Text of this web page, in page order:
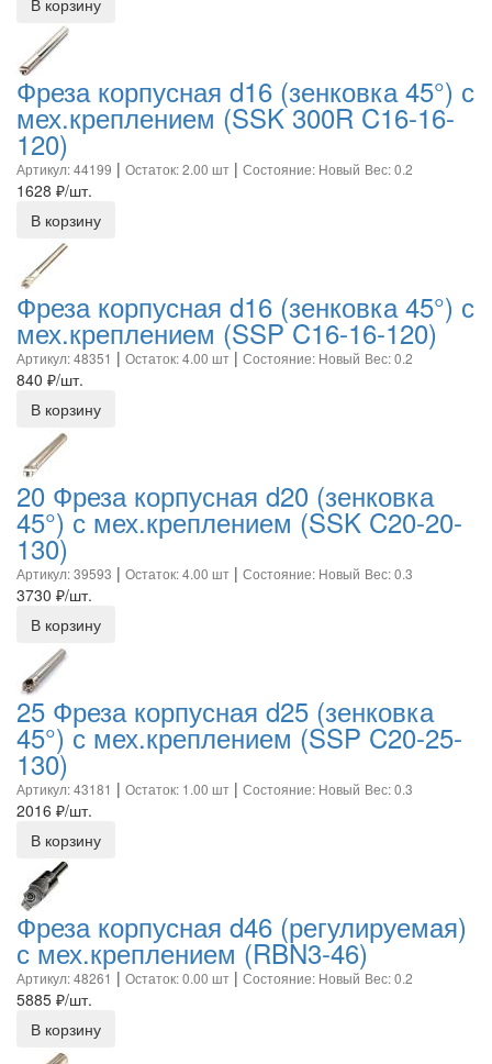
В корзину
Фреза корпусная d16 (зенковка 45°) с
мех.креплением (SSK 300R C16-16-
120)
Артикул: 44199 | Остаток: 2.00 шт | Состояние: Новый Вес: 0.2
1628 ₽/шт.
В корзину
Фреза корпусная d16 (зенковка 45°) с
мех.креплением (SSP C16-16-120)
Артикул: 48351 | Остаток: 4.00 шт | Состояние: Новый Вес: 0.2
840 ₽/шт.
В корзину
20 Фреза корпусная d20 (зенковка
45°) с мех.креплением (SSK C20-20-
130)
Артикул: 39593 | Остаток: 4.00 шт | Состояние: Новый Вес: 0.3
3730 ₽/шт.
В корзину
25 Фреза корпусная d25 (зенковка
45°) с мех.креплением (SSP C20-25-
130)
Артикул: 43181 | Остаток: 1.00 шт | Состояние: Новый Вес: 0.3
2016 ₽/шт.
В корзину
Фреза корпусная d46 (регулируемая)
с мех.креплением (RBN3-46)
Артикул: 48261 | Остаток: 0.00 шт | Состояние: Новый Вес: 0.2
5885 ₽/шт.
В корзину